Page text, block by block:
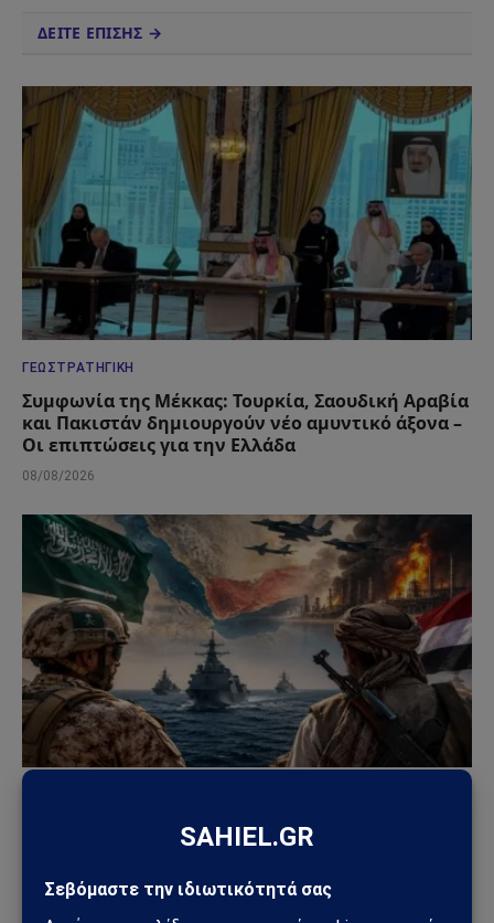
ΔΕΙΤΕ ΕΠΙΣΗΣ →
ΓΕΩΣΤΡΑΤΗΓΙΚΉ
Συμφωνία της Μέκκας: Τουρκία, Σαουδική Αραβία
και Πακιστάν δημιουργούν νέο αμυντικό άξονα –
Οι επιπτώσεις για την Ελλάδα
08/08/2026
Σαουδική Αραβία – Υεμένη: Το Ριάντ προετοιμάζει
μεγάλη στρατιωτική επιχείρηση – Στο επίκεντρο
02/08/2026